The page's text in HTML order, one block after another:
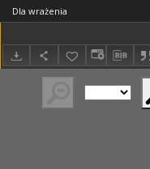
Dla wrażenia